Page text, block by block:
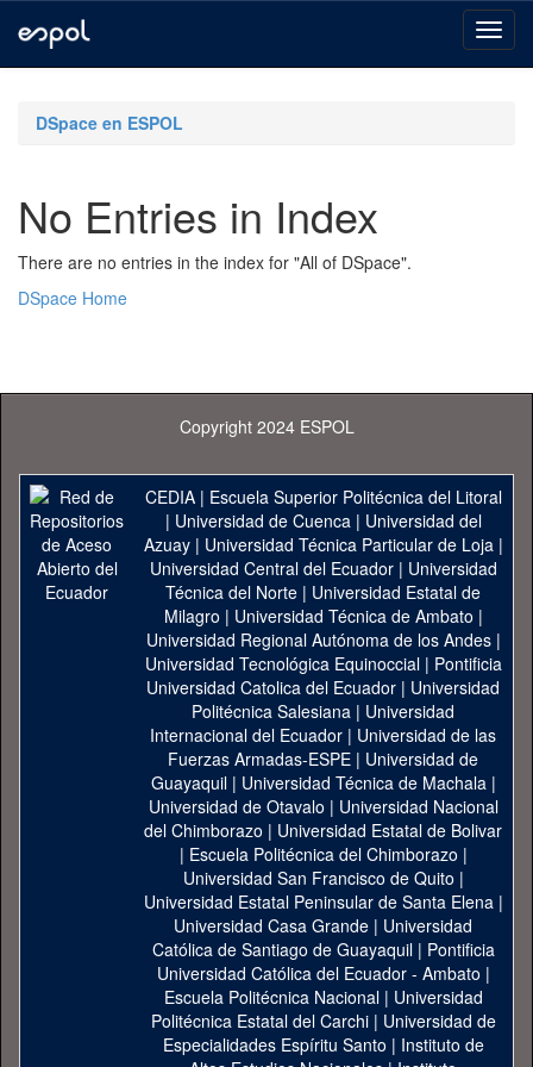
navigationDSpace en ESPOL
No Entries in Index
There are no entries in the index for "All of DSpace".
DSpace Home
Copyright 2024 ESPOL
CEDIA| Escuela Superior Politécnica del Litoral
| Universidad de Cuenca| Universidad del
Azuay| Universidad Técnica Particular de Loja|
Universidad Central del Ecuador| Universidad
Técnica del Norte | Universidad Estatal de
Milagro | Universidad Técnica de Ambato |
Universidad Regional Autónoma de los Andes|
Universidad Tecnológica Equinoccial| Pontificia
Universidad Catolica del Ecuador | Universidad
Politécnica Salesiana | Universidad
Internacional del Ecuador | Universidad de las
Fuerzas Armadas-ESPE | Universidad de
Guayaquil| Universidad Técnica de Machala|
Universidad de Otavalo | Universidad Nacional
del Chimborazo | Universidad Estatal de Bolivar
| Escuela Politécnica del Chimborazo |
Universidad San Francisco de Quito |
Universidad Estatal Peninsular de Santa Elena|
Universidad Casa Grande | Universidad
Católica de Santiago de Guayaquil| Pontificia
Universidad Católica del Ecuador - Ambato |
Escuela Politécnica Nacional| Universidad
Politécnica Estatal del Carchi| Universidad de
Especialidades Espíritu Santo | Instituto de